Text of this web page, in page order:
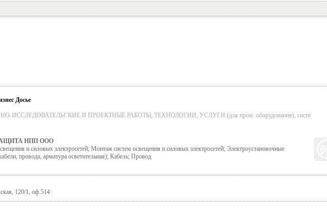
Досье
ИССЛЕДОВАТЕЛЬСКИЕ И ПРОЕКТНЫЕ РАБОТЫ, ТЕХНОЛОГИИ, УСЛУГИ (для пром. оборудования), систе
НПП ООО
и силовых электросетей; Монтаж систем освещения и силовых электросетей; Электроустановочные
провода, арматура осветительная); Кабель; Провод
120/1, оф.514